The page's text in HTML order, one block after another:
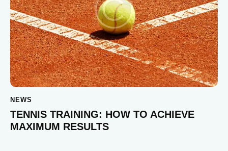
NEWS
TENNIS TRAINING: HOW TO ACHIEVE
MAXIMUM RESULTS